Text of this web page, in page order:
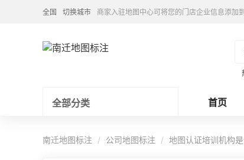
全国 切换城市 商家入驻地图中心可将您的门店企业信息添加
全部分类 首页
南迁地图标注 公司地图标注 地图认证培训机构